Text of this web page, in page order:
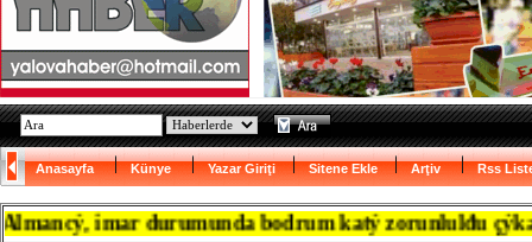
Anasayfa Künye Yazar Giriţi Sitene Ekle Arţiv Rss
imar durumunda bodrum katý zorunlulđu